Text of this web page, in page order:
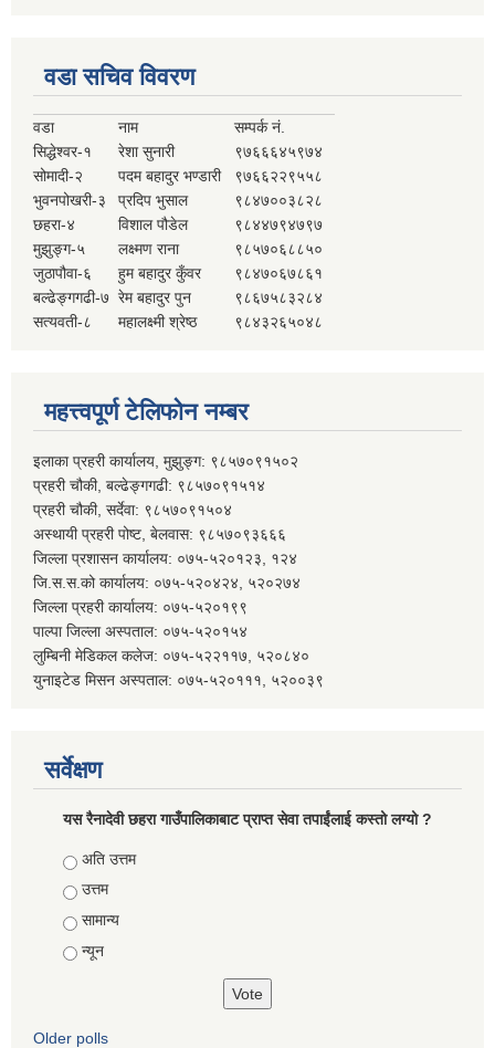
वडा सचिव विवरण
वडा नाम
सम्पर्क नं.
सिद्धेश्वर-१
रेशा सुनारी
९७६६६४५९७४
सोमादी-२
पदम बहादुर भण्डारी
९७६६२२९५५८
भुवनपोखरी-३
प्रदिप भुसाल
९८४७००३८२८
छहरा-४
विशाल पौडेल
९८४४७९४७९७
मुझुङ्ग-५
लक्ष्मण राना
९८५७०६८८५०
जुठापौवा-६
हुम बहादुर कुँवर
९८४७०६७८६१
बल्ढेङ्गगढी-७ रेम बहादुर पुन
९८६७५८३२८४
सत्यवती-८
महालक्ष्मी श्रेष्ठ ९८४३२६५०४८
महत्त्वपूर्ण टेलिफोन नम्बर
इलाका प्रहरी कार्यालय, मुझुङ्ग: ९८५७०९१५०२
प्रहरी चौकी, बल्ढेङ्गगढी: ९८५७०९१५१४
प्रहरी चौकी, सर्देवा: ९८५७०९१५०४
अस्थायी प्रहरी पोष्ट, बेलवास: ९८५७०९३६६६
जिल्ला प्रशासन कार्यालय: ०७५-५२०१२३, १२४
जि.स.स.को कार्यालय: ०७५-५२०४२४, ५२०२७४
जिल्ला प्रहरी कार्यालय: ०७५-५२०१९९
पाल्पा जिल्ला अस्पताल: ०७५-५२०१५४
लुम्बिनी मेडिकल कलेज: ०७५-५२२११७, ५२०८४०
युनाइटेड मिसन अस्पताल: ०७५-५२०१११, ५२००३९
सर्वेक्षण
यस रैनादेवी छहरा गाउँपालिकाबाट प्राप्त सेवा तपाईंलाई कस्तो लग्यो ?
Choices
अति उत्तम
उत्तम
सामान्य
न्यून
Older polls